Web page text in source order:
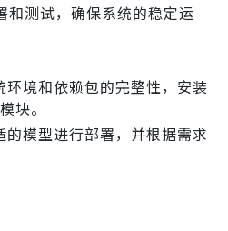
和测试，确保系统的稳定运
环境和依赖包的完整性，安装
块。
的模型进行部署，并根据需求